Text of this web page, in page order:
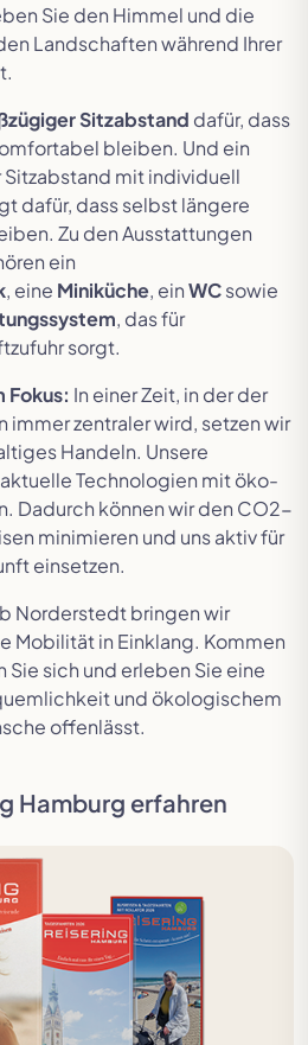
Sie den Himmel und die
Landschaften während Ihrer
Sitzabstand dafür, dass
bleiben. Und ein
mit individuell
dafür, dass selbst längere
Zu den Ausstattungen
ein
, eine Miniküche, einWCsowie
, das für
sorgt.
Fokus: In einer Zeit, in der der
immer zentraler wird, setzen wir
Handeln. Unsere
Technologien mit öko-
Dadurch können wir den CO2-
minimieren und uns aktiv für
einsetzen.
Norderstedt bringen wir
Mobilität in Einklang. Kommen
Sie sich und erleben Sie eine
und ökologischem
offenlässt.
Hamburg erfahren